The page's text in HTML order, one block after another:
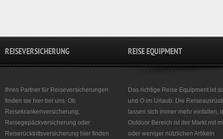
REISEVERSICHERUNG
Ihren Partner für Reiseversicherungen
finden sie hier bei uns. Ob
Reisekrankenversicherung,
Reisegepäckversicherung oder
Reiserücktrittsversicherung hier finden
REISE EQUIPMENT
Das richtige Reise Equipment ist
und O im Urlaub. Die
lassen sich immer mehr einfallen,
Outdoor Bereich ist der Markt mit
oder weniger nützlichen Artikeln